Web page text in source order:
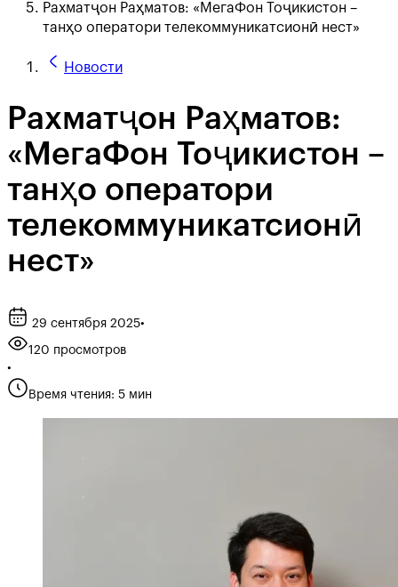
Рахматҷон Раҳматов: «МегаФон Тоҷикистон –
танҳо оператори телекоммуникатсионӣ нест»
Новости
Рахматҷон Раҳматов:
«МегаФон Тоҷикистон –
танҳо оператори
телекоммуникатсионӣ
нест»
29 сентября 2025•
120 просмотров
•
Время чтения: 5 мин